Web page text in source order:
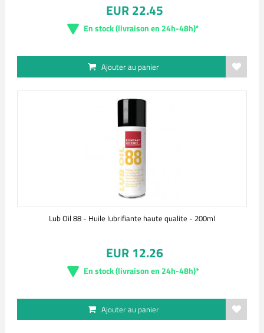
EUR 22.45
En stock (livraison en 24h-48h)*
Ajouter au panier
Lub Oil 88 - Huile lubrifiante haute qualite - 200ml
EUR 12.26
En stock (livraison en 24h-48h)*
Ajouter au panier